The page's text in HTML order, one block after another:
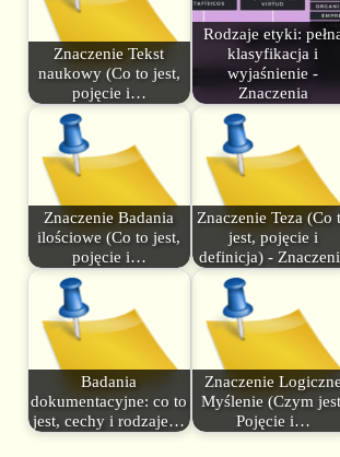
Znaczenie Tekst
naukowy (Co to jest,
pojęcie i…
Rodzaje etyki:
klasyfikacja i
wyjaśnienie -
Znaczenia
Znaczenie Badania
ilościowe (Co to jest,
pojęcie i…
Znaczenie Teza (Co
jest, pojęcie i
definicja) -
Badania
dokumentacyjne: co to
jest, cechy i rodzaje…
Znaczenie Logiczne
Myślenie (Czym
Pojęcie i…